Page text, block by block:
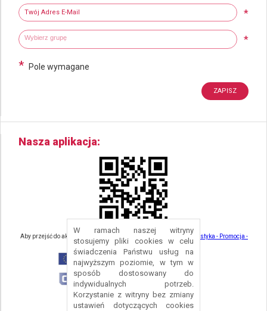
W ramach naszej witryny
stosujemy pliki cookies w celu
świadczenia Państwu usług na
najwyższym poziomie, w tym w
sposób dostosowany do
indywidualnych potrzeb.
Korzystanie z witryny bez zmiany
ustawień dotyczących cookies
Twój adres e-mail
*
Wybierz grupy tematyczne *
Wpisz wyszukiwaną fraze
* Pole wymagane
Nasza aplikacja
Aby przejść do aktualności związanych z turystyką - kliknij tu:
Turystyka - Promocja -
Strefa Turysty - Gmina Nowa Ruda